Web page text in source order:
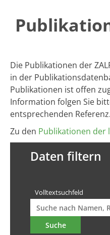
​​​​​Die Publikationen der
in der
Publikationen ist offen
Information folgen Sie
entsprechenden Referenz.
Zu den Publikationen der
Daten filtern
Volltextsuchfeld